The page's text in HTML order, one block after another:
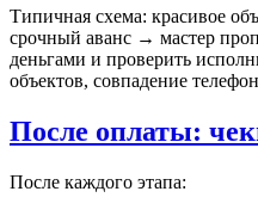
Типичная схема: красивое
срочный аванс → мастер
деньгами и проверить
объектов, совпадение
После оплаты:
После каждого этапа: